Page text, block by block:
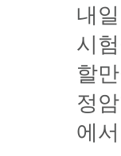
내
시
할
정
에